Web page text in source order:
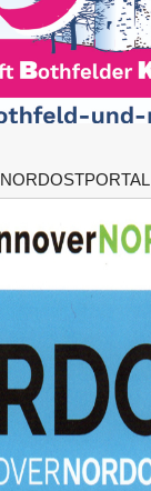
NORDOSTPORTAL